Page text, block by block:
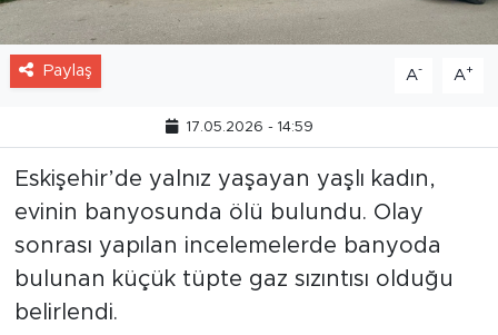
Paylaş A- A+
17.05.2026 - 14:59
Eskişehir’de yalnız yaşayan yaşlı kadın,
evinin banyosunda ölü bulundu. Olay
sonrası yapılan incelemelerde banyoda
bulunan küçük tüpte gaz sızıntısı olduğu
belirlendi.